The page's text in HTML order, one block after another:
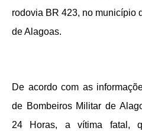
rodovia BR 423, no município
de Alagoas.
De acordo com as
de Bombeiros Militar de
24 Horas, a vítima fatal,